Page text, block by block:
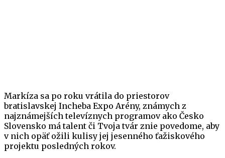
Markíza sa po roku vrátila do priestorov
bratislavskej Incheba Expo Arény, známych z
najznámejších televíznych programov ako Česko
Slovensko má talent či Tvoja tvár znie povedome, aby
v nich opäť ožili kulisy jej jesenného ťažiskového
projektu posledných rokov.